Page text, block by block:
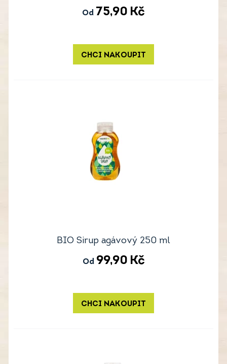
Od 75,90 Kč
CHCI NAKOUPIT
BIO Sirup agávový 250 ml
Od 99,90 Kč
CHCI NAKOUPIT